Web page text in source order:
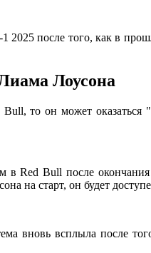
после того, как в
Лоусона
то он может оказаться
в Red Bull после
на старт, он будет
вновь всплыла после